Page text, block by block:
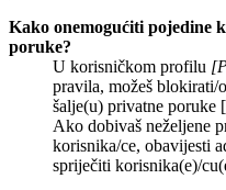
Kako onemogućiti pojedine
poruke?
U korisničkom profilu
pravila, možeš blokirati/
šalje(u) privatne poruke
Ako dobivaš neželjene
korisnika/ce, obavijesti
spriječiti korisnika(e)/